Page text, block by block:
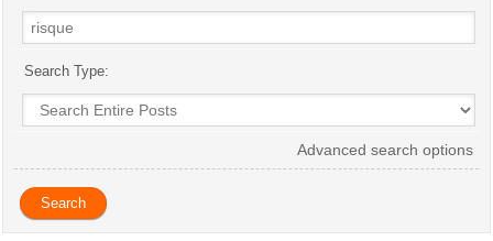
Search Type:
Advanced search options